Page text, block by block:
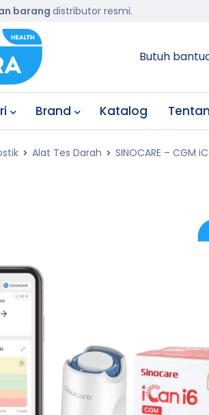
barangdistributor resmi.
Butuh
Brand Katalog
Alat Tes Darah SINOCARE – CGM